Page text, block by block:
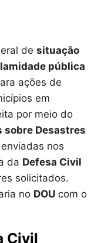
de situação
pública
ações de
em
por meio do
sobre Desastres
nos
da Defesa Civil
solicitados.
no DOUcom o
Civil